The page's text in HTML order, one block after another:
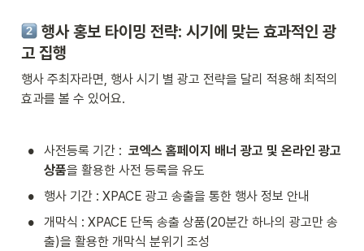
행사 홍보 타이밍 전략: 시기에 맞는 효과적인 광
고 집행
행사 주최자라면, 행사 시기 별 광고 전략을 달리 적용해 최적의
효과를 볼 수 있어요.
• 사전등록 기간 : 코엑스 홈페이지 배너 광고 및 온라인 광고
상품을 활용한 사전 등록을 유도
• 행사 기간 : XPACE 광고 송출을 통한 행사 정보 안내
•
개막식 : XPACE 단독 송출 상품(20분간 하나의 광고만 송
출)을 활용한 개막식 분위기 조성